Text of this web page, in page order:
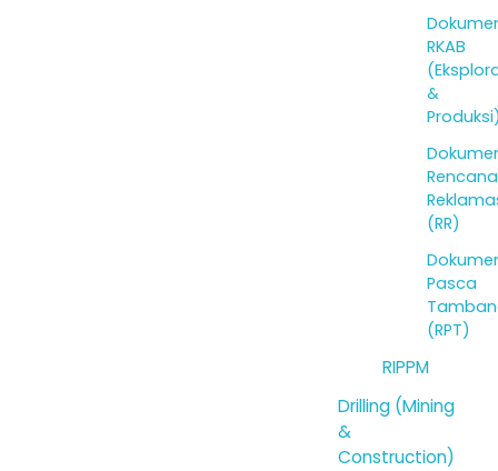
RKAB
&
Rencana
(RR)
Pasca
(RPT)
RIPPM
Drilling (Mining
&
Construction)